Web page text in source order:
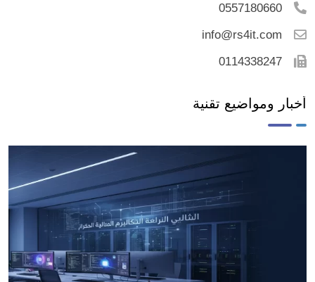
0557180660
info@rs4it.com
أخبار ومواضيع تقنية